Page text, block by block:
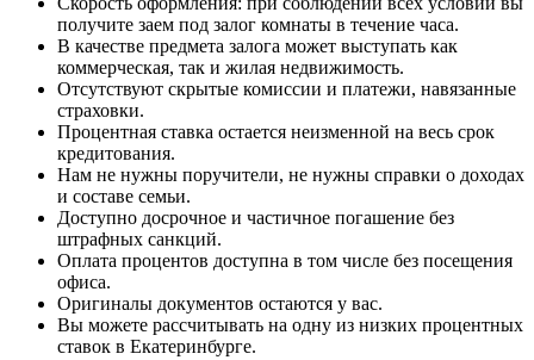
получите заем под залог комнаты в течение часа.
В качестве предмета залога может выступать как
коммерческая, так и жилая недвижимость.
Отсутствуют скрытые комиссии и платежи, навязанные
страховки.
Процентная ставка остается неизменной на весь срок
кредитования.
Нам не нужны поручители, не нужны справки о доходах
и составе семьи.
Доступно досрочное и частичное погашение без
штрафных санкций.
Оплата процентов доступна в том числе без посещения
офиса.
Оригиналы документов остаются у вас.
Вы можете рассчитывать на одну из низких процентных
ставок в Екатеринбурге.